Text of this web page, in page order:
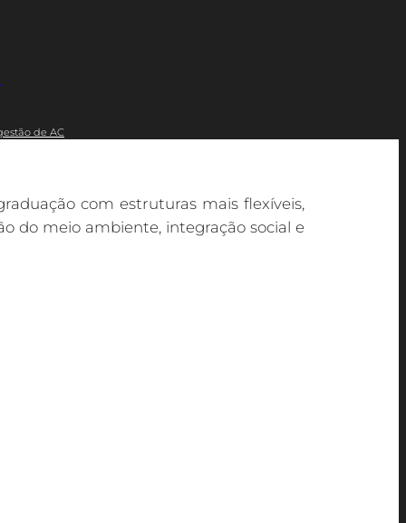
de AC
com estruturas mais flexíveis,
do meio ambiente, integração social e